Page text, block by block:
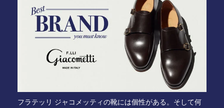
フラテッリ ジャコメッティの靴には個性がある。そして何